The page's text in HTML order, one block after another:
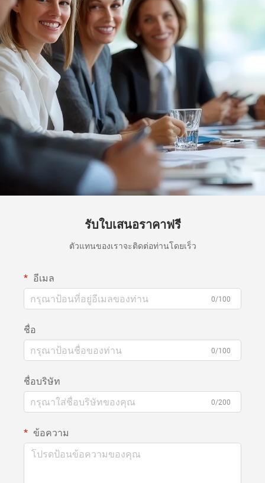
รับใบเสนอราคาฟรี
ตัวแทนของเราจะติดต่อท่านโดยเร็ว
อีเมล
0/100
ชื่อ
0/100
ชื่อบริษัท
0/200
ข้อความ